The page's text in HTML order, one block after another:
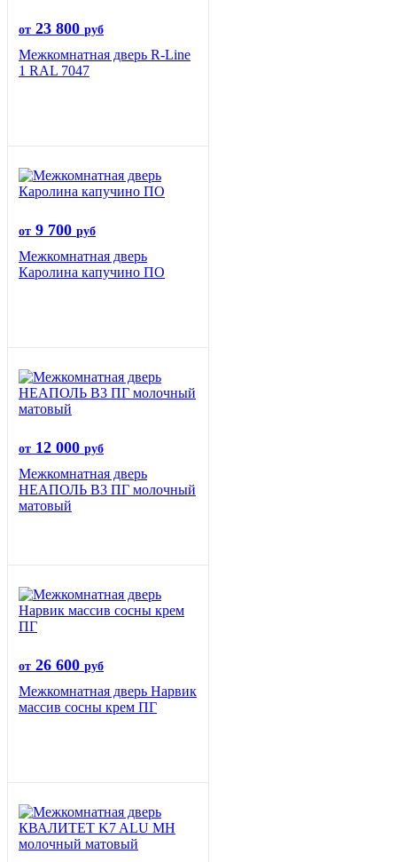
от 23 800 руб
Межкомнатная дверь R-Line
1 RAL 7047
от 9 700 руб
Межкомнатная дверь
Каролина капучино ПО
от 12 000 руб
Межкомнатная дверь
НЕАПОЛЬ В3 ПГ молочный
матовый
от 26 600 руб
Межкомнатная дверь Нарвик
массив сосны крем ПГ